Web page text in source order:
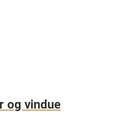
og vindue